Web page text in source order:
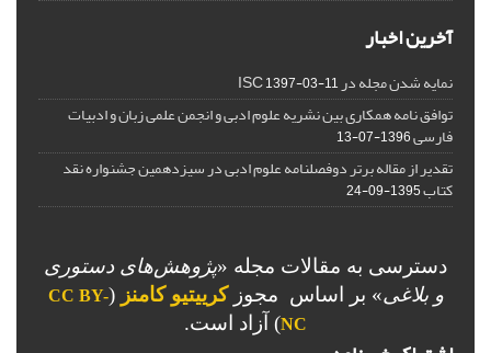
آخرین اخبار
نمایه شدن مجله در ISC1397-03-11
توافق نامه همکاری بین نشریه علوم ادبی و انجمن علمی زبان و ادبیات
فارسی1396-07-13
تقدیر از مقاله برتر دوفصلنامه علوم ادبی در سیزدهمین جشنواره نقد
کتاب1395-09-24
دسترسی به مقالات مجله «پژوهش‌های دستوری
و بلاغی» بر اساس مجوزکرییتیو کامنز (
CC BY-
NC) آزاد است.